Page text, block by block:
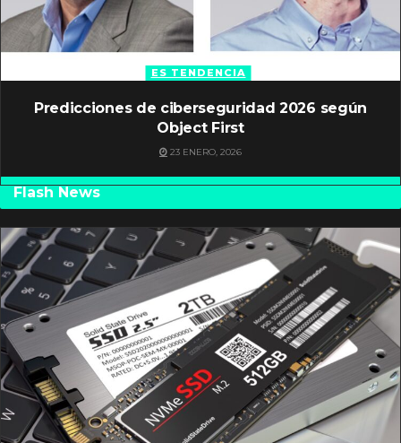
ES TENDENCIA
Predicciones de ciberseguridad 2026 según
Object First
23 ENERO, 2026
Flash News